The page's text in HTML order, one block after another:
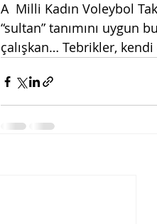
A  Milli Kadın Voleybol
“sultan” tanımını uygun
çalışkan… Tebrikler,